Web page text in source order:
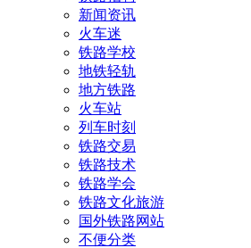
新闻资讯
火车迷
铁路学校
地铁轻轨
地方铁路
火车站
列车时刻
铁路交易
铁路技术
铁路学会
铁路文化旅游
国外铁路网站
不便分类